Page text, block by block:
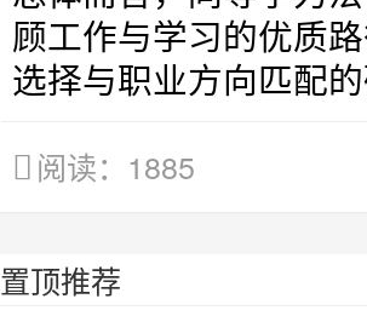
顾工作与学习的优质
选择与职业方向匹配
阅读：1885
置顶推荐